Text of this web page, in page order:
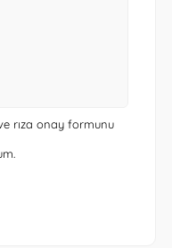
rıza onay formunu